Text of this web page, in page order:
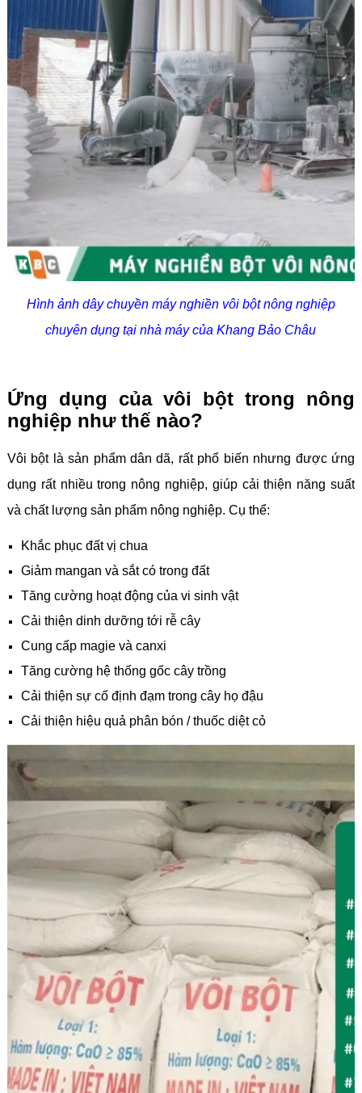
Hình ảnh dây chuyền máy nghiền vôi bột nông nghiệp
chuyên dụng tại nhà máy của Khang Bảo Châu
Ứng dụng của vôi bột trong nông
nghiệp như thế nào?
Vôi bột là sản phẩm dân dã, rất phổ biến nhưng được ứng
dụng rất nhiều trong nông nghiệp, giúp cải thiện năng suất
và chất lượng sản phẩm nông nghiệp. Cụ thể:
Khắc phục đất vị chua
Giảm mangan và sắt có trong đất
Tăng cường hoạt động của vi sinh vật
Cải thiện dinh dưỡng tới rễ cây
Cung cấp magie và canxi
Tăng cường hệ thống gốc cây trồng
Cải thiện sự cố định đạm trong cây họ đậu
Cải thiện hiệu quả phân bón / thuốc diệt cỏ